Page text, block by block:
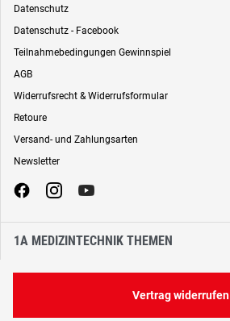
Datenschutz
Datenschutz - Facebook
Teilnahmebedingungen Gewinnspiel
AGB
Widerrufsrecht & Widerrufsformular
Retoure
Versand- und Zahlungsarten
Newsletter
1A MEDIZINTECHNIK THEMEN
Vertrag widerrufen